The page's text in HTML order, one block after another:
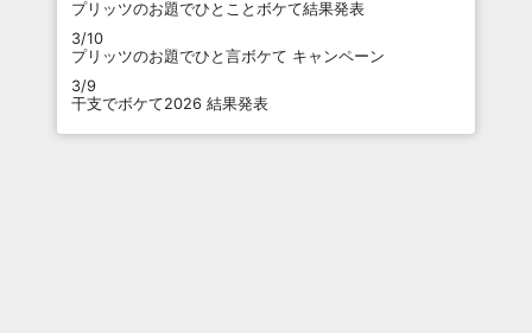
プリッツのお題でひとことボケて結果発表
3/10
プリッツのお題でひと言ボケて キャンペーン
3/9
干支でボケて2026 結果発表